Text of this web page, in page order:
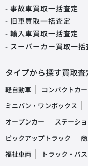
- 事故車買取一括査定
- 旧車買取一括査定
- 輸入車買取一括査定
- スーパーカー買取一括
タイプから探す買取
軽自動車 コンパクトカー
ミニバン・ワンボックス
オープンカー
ステーシ
ピックアップトラック
福祉車両
トラック・バス